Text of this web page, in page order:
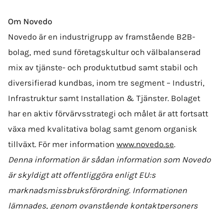
Om Novedo
Novedo är en industrigrupp av framstående B2B-
bolag, med sund företagskultur och välbalanserad
mix av tjänste- och produktutbud samt stabil och
diversifierad kundbas, inom tre segment – Industri,
Infrastruktur samt Installation & Tjänster. Bolaget
har en aktiv förvärvsstrategi och målet är att fortsatt
växa med kvalitativa bolag samt genom organisk
tillväxt. För mer information www.novedo.se.
Denna information är sådan information som Novedo
är skyldigt att offentliggöra enligt EU:s
marknadsmissbruksförordning. Informationen
lämnades, genom ovanstående kontaktpersoners